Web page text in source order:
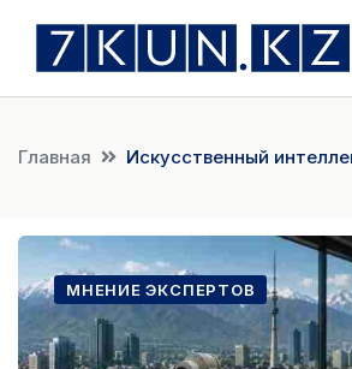
Главная Искусственный
МНЕНИЕ ЭКСПЕРТОВ